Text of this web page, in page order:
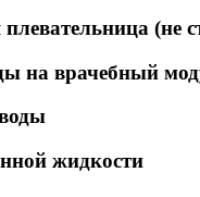
(не
на врачебный
жидкости